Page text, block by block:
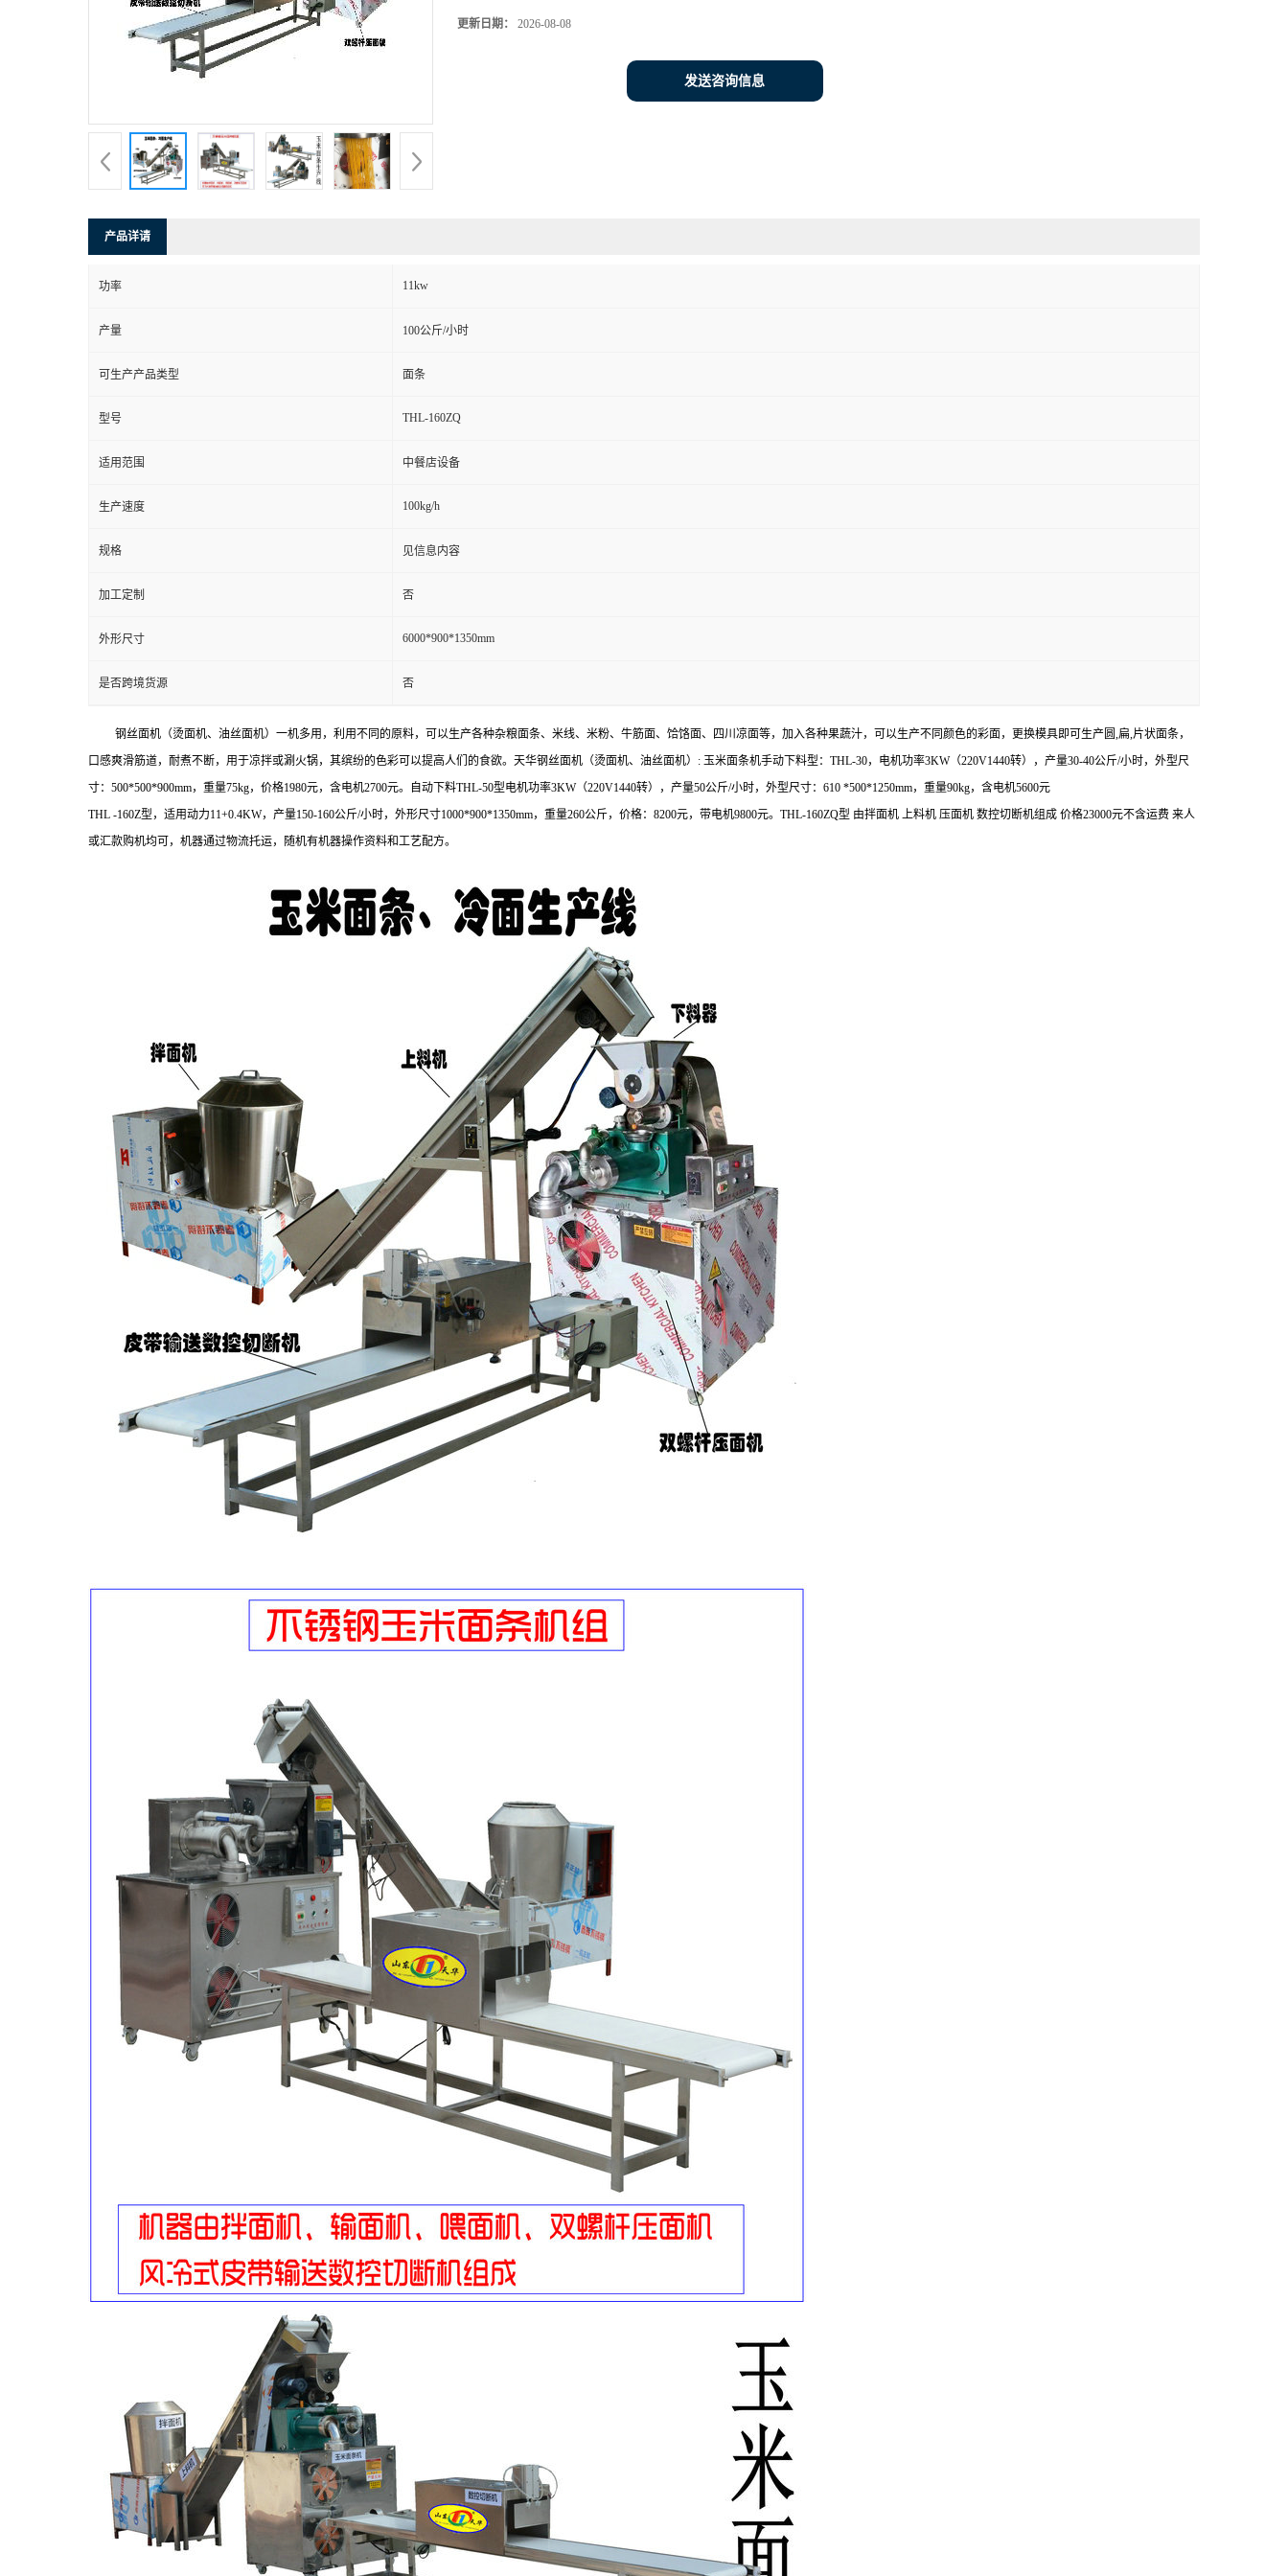
更新日期： 2026-08-08
发送咨询信息
产品详请
功率 11kw
产量 100公斤/小时
可生产产品类型 面条
型号 THL-160ZQ
适用范围 中餐店设备
生产速度 100kg/h
规格 见信息内容
加工定制 否
外形尺寸 6000*900*1350mm
是否跨境货源 否
钢丝面机（烫面机、油丝面机）一机多用，利用不同的原料，可以生产各种杂粮面条、米线、米粉、牛筋面、饸饹面、四川凉面等，加入各种果蔬汁，可以生产不同颜色的彩面，更换模具即可生产圆,扁,片状面条，
口感爽滑筋道，耐煮不断，用于凉拌或涮火锅，其缤纷的色彩可以提高人们的食欲。天华钢丝面机（烫面机、油丝面机） : 玉米面条机手动下料型： THL-30，电机功率3KW（220V1440转），产量30-40公斤/小时，外型尺
寸： 500*500*900mm，重量75kg，价格1980元，含电机2700元。自动下料THL-50型电机功率3KW（220V1440转），产量50公斤/小时，外型尺寸： 610 *500*1250mm，重量90kg，含电机5600元
THL -160Z型，适用动力11+0.4KW，产量150-160公斤/小时，外形尺寸1000*900*1350mm，重量260公斤，价格： 8200元，带电机9800元。 THL-160ZQ型 由拌面机 上料机 压面机 数控切断机组成 价格23000元不含运费 来人
或汇款购机均可，机器通过物流托运，随机有机器操作资料和工艺配方。